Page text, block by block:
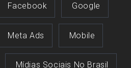
Facebook Google
Meta Ads Mobile
Mídias Sociais No Brasil